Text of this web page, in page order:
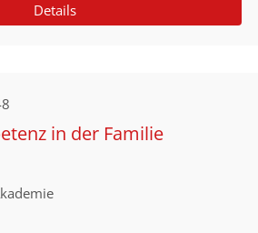
Details
in der Familie